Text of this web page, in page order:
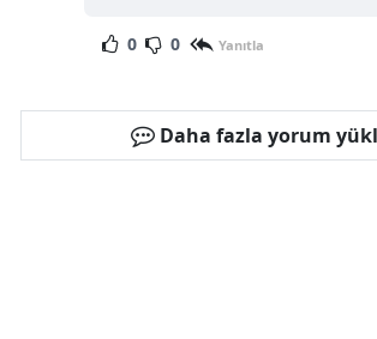
0 0 Yanıtla
Daha fazla yorum